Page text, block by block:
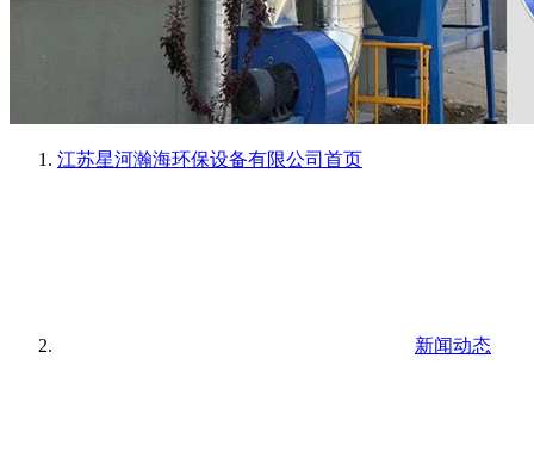
江苏星河瀚海环保设备有限公司 首页
新闻动态